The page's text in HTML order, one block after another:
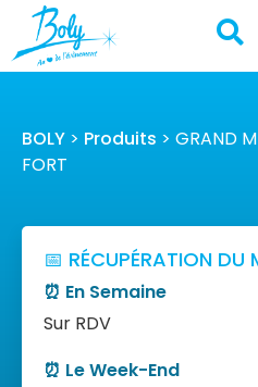
BOLY > Produits > GRAND
FORT
📅 RÉCUPÉRATION DU
⏰ En Semaine
Sur RDV
⏰ Le Week-End